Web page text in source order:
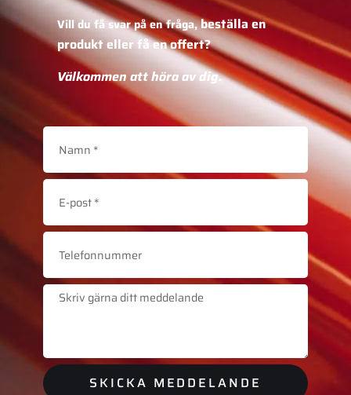
Vill du få svar på en fråga,beställa en
produkt eller få en offert?
Välkommen att höra av dig.
SKICKA MEDDELANDE